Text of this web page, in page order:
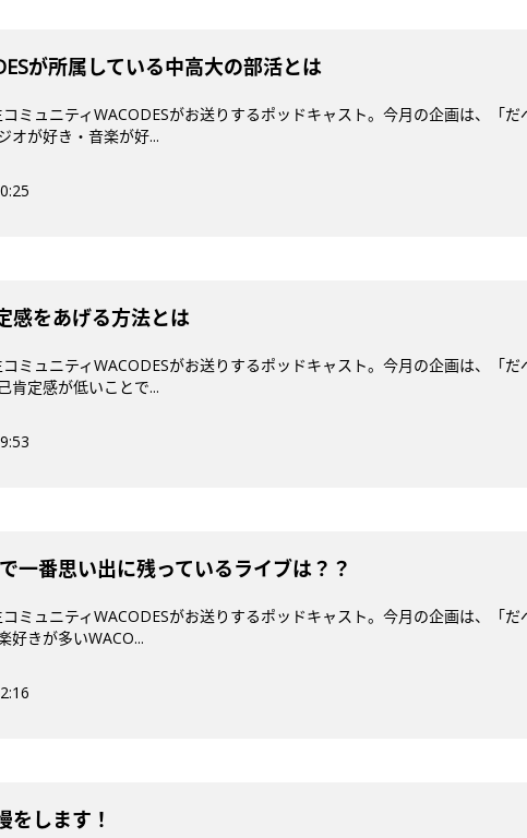
が所属している中高大の部活とは
コミュニティWACODESがお送りするポッドキャスト。今月の企画は、
オが好き・音楽が好...
感をあげる方法とは
コミュニティWACODESがお送りするポッドキャスト。今月の企画は、
肯定感が低いことで...
一番思い出に残っているライブは？？
コミュニティWACODESがお送りするポッドキャスト。今月の企画は、
好きが多いWACO...
をします！